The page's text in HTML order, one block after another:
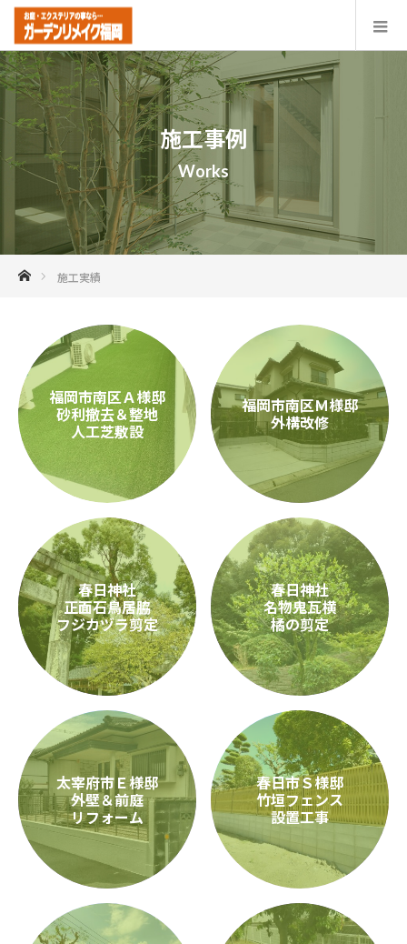
施工事例
Works
ホーム施工実績
福岡市南区Ａ様邸
砂利撤去＆整地
人工芝敷設
福岡市南区Ｍ様邸
外構改修
春日神社
正面石鳥居脇
フジカヅラ剪定
春日神社
名物鬼瓦横
橘の剪定
太宰府市Ｅ様邸
外壁＆前庭
リフォーム
春日市Ｓ様邸
竹垣フェンス
設置工事